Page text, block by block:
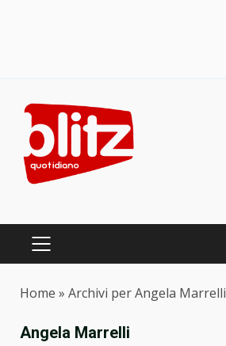
content
PRIMARY
Home » Archivi per Angela Marrelli
Angela Marrelli